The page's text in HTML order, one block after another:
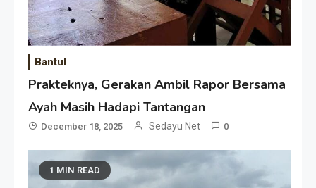
Bantul
Prakteknya, Gerakan Ambil Rapor Bersama
Ayah Masih Hadapi Tantangan
December 18, 2025 Sedayu Net 0
1 MIN READ